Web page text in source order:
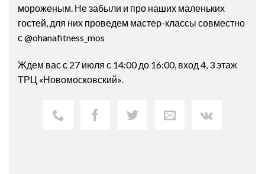
мороженым. Не забыли и про наших маленьких
гостей, для них проведем мастер-классы совместно
с @ohanafitness_mos
Ждем вас с 27 июля с 14:00 до 16:00, вход 4, 3 этаж
ТРЦ «Новомосковский».